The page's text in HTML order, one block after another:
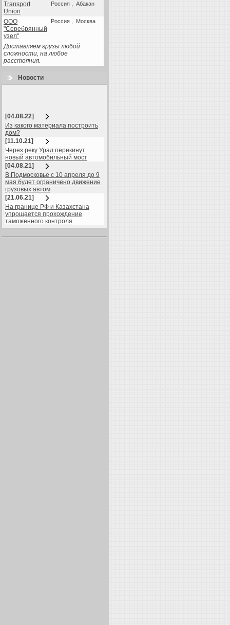
Transport
Union
Россия , Абакан
ООО
"Серебрянный
узел"
Россия , Москва
Доставляем грузы любой
сложности, на любое
расстояния.
Новости
[04.08.22]
Из какого материала построить
дом?
[11.10.21]
Через реку Урал перекинут
новый автомобильный мост
[04.08.21]
В Подмосковье с 10 апреля до 9
мая будет ограничено движение
грузовых автом
[21.06.21]
На границе РФ и Казахстана
упрощается прохождение
таможенного контроля